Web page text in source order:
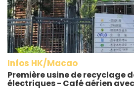
Infos HK/Macao
Première usine de recyclage
électriques - Café aérien